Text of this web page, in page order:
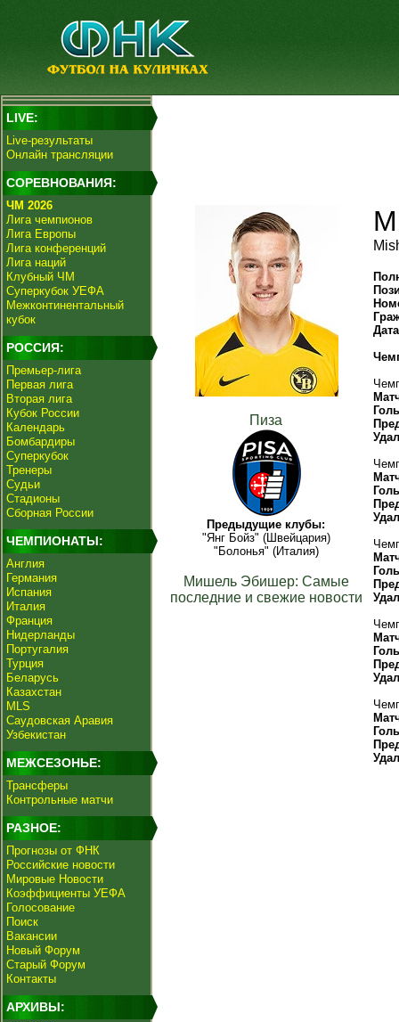
LIVE:
Live-результаты
Онлайн трансляции
СОРЕВНОВАНИЯ:
ЧМ 2026
Лига чемпионов
Лига Европы
Лига конференций
Лига наций
Клубный ЧМ
Суперкубок УЕФА
Межконтинентальный
кубок
РОССИЯ:
Премьер-лига
Первая лига
Вторая лига
Кубок России
Календарь
Бомбардиры
Суперкубок
Тренеры
Судьи
Стадионы
Сборная России
ЧЕМПИОНАТЫ:
Англия
Германия
Испания
Италия
Франция
Нидерланды
Португалия
Турция
Беларусь
Казахстан
MLS
Саудовская Аравия
Узбекистан
МЕЖСЕЗОНЬЕ:
Трансферы
Контрольные матчи
РАЗНОЕ:
Прогнозы от ФНК
Российские новости
Мировые Новости
Коэффициенты УЕФА
Голосование
Поиск
Вакансии
Новый Форум
Старый Форум
Контакты
АРХИВЫ:
Пиза
Предыдущие клубы:
"Янг Бойз" (Швейцария)
"Болонья" (Италия)
Мишель Эбишер: Самые
последние и свежие новости